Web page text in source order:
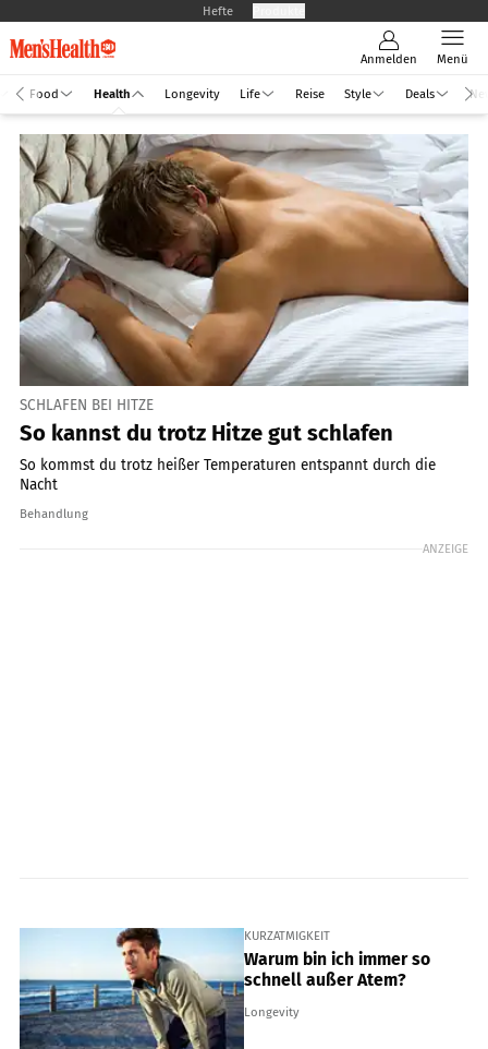
Hefte
Anmelden Menü
Food Health Longevity Life Reise Style Deals
SCHLAFEN BEI HITZE
So kannst du trotz Hitze gut schlafen
So kommst du trotz heißer Temperaturen entspannt durch die
Nacht
Behandlung
ANZEIGE
KURZATMIGKEIT
Warum bin ich immer so
schnell außer Atem?
Longevity